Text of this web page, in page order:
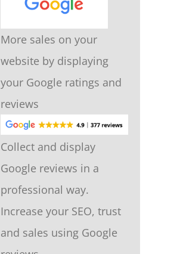
More sales on your
website by displaying
your Google ratings and
reviews
Collect and display
Google reviews in a
professional way.
Increase your SEO, trust
and sales using Google